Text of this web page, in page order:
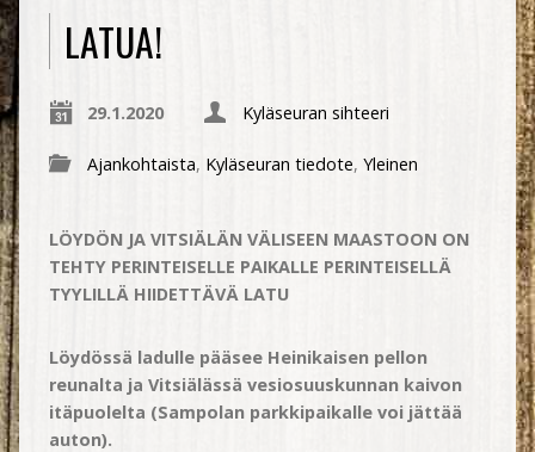
LATUA!
29.1.2020 Kyläseuran sihteeri
Ajankohtaista, Kyläseuran tiedote, Yleinen
LÖYDÖN JA VITSIÄLÄN VÄLISEEN MAASTOON ON
TEHTY PERINTEISELLE PAIKALLE PERINTEISELLÄ
TYYLILLÄ HIIDETTÄVÄ LATU
Löydössä ladulle pääsee Heinikaisen pellon
reunalta ja Vitsiälässä vesiosuuskunnan kaivon
itäpuolelta (Sampolan parkkipaikalle voi jättää
auton).